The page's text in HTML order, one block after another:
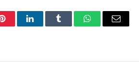
PinterestLinkedInTumblr WhatsAppEmail